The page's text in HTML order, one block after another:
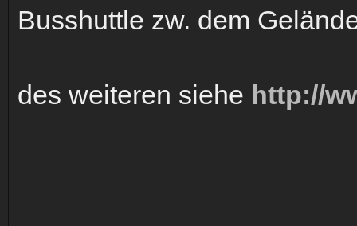
Busshuttle zw. dem
des weiteren siehe http://